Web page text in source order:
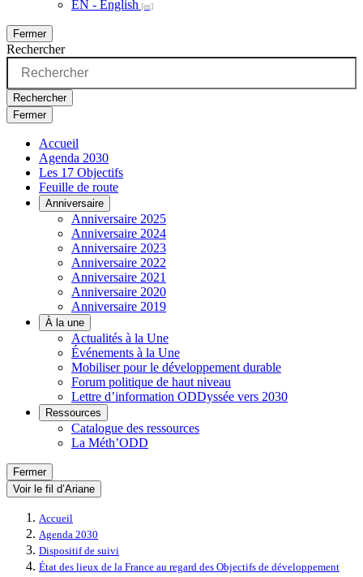
EN - English
Fermer
Rechercher
Rechercher
Fermer
Accueil
Agenda 2030
Les 17 Objectifs
Feuille de route
Anniversaire
Anniversaire 2025
Anniversaire 2024
Anniversaire 2023
Anniversaire 2022
Anniversaire 2021
Anniversaire 2020
Anniversaire 2019
À la une
Actualités à la Une
Événements à la Une
Mobiliser pour le développement durable
Forum politique de haut niveau
Lettre d’information ODDyssée vers 2030
Ressources
Catalogue des ressources
La Méth’ODD
Fermer
Voir le fil d’Ariane
Accueil
Agenda 2030
Dispositif de suivi
État des lieux de la France au regard des Objectifs de développement